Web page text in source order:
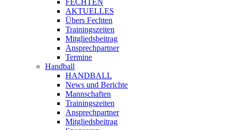
FECHTEN
AKTUELLES
Übers Fechten
Trainingszeiten
Mitgliedsbeitrag
Ansprechpartner
Termine
Handball
HANDBALL
News und Berichte
Mannschaften
Trainingszeiten
Ansprechpartner
Mitgliedsbeitrag